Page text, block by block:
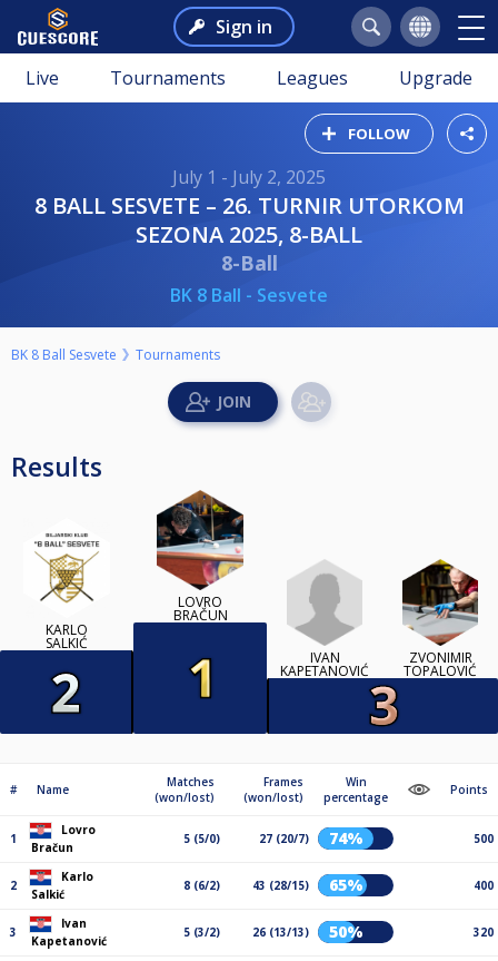
Sign in
Live Tournaments Leagues Upgrade
FOLLOW
July 1 - July 2, 2025
8 BALL SESVETE – 26. TURNIR UTORKOM
SEZONA 2025, 8-BALL
8-Ball
BK 8 Ball - Sesvete
BK 8 Ball Sesvete Tournaments
Results
KARLO
SALKIĆ
LOVRO
BRAČUN
IVAN
KAPETANOVIĆ
ZVONIMIR
TOPALOVIĆ
# Name
Matches
(won/lost)
Frames
(won/lost)
Win
percentage
Points
1
Lovro
Bračun
5 (5/0) 27 (20/7) 74% 500
2
Karlo
Salkić
8 (6/2) 43 (28/15) 65% 400
3
Ivan
Kapetanović
5 (3/2) 26 (13/13) 50% 320